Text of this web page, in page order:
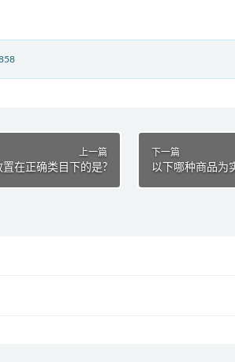
上一篇
在正确类目下的是?
下一篇
以下哪种商品为